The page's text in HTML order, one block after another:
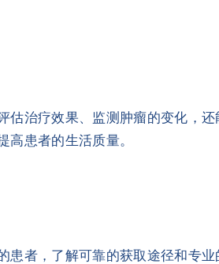
估治疗效果、监测肿瘤的变化，还
患者的生活质量。
患者，了解可靠的获取途径和专业